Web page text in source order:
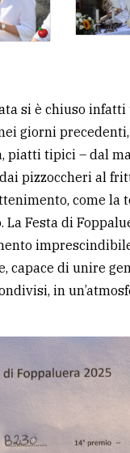
si è chiuso infatti
giorni
piatti tipici – dal
pizzoccheri al
come la
La Festa di
capace di unire
in